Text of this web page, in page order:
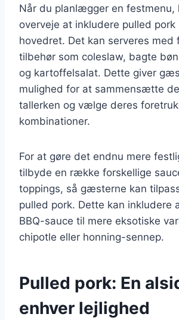
Når du planlægger en festmenu,
overveje at inkludere pulled pork
hovedret. Det kan serveres med
tilbehør som coleslaw, bagte
og kartoffelsalat. Dette giver
mulighed for at sammensætte
tallerken og vælge deres
kombinationer.
For at gøre det endnu mere
tilbyde en række forskellige
toppings, så gæsterne kan
pulled pork. Dette kan inkludere
BBQ-sauce til mere eksotiske
chipotle eller honning-sennep.
Pulled pork: En
enhver lejlighed